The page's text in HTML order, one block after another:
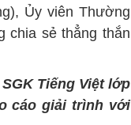
Ủy viên Thường
chia sẻ thẳng thắn
Tiếng Việt lớp
cáo giải trình với